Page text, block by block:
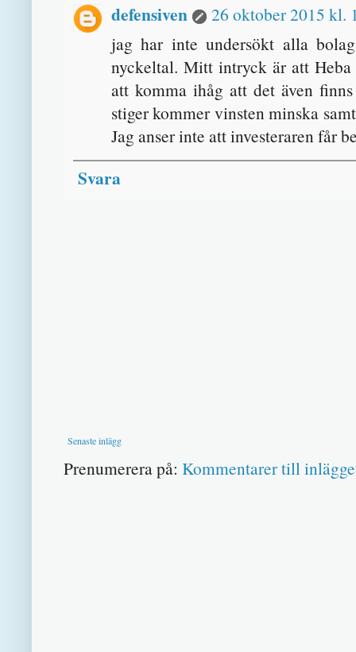
defensiven
26 oktober 2015 kl.
jag har inte undersökt alla
nyckeltal. Mitt intryck är att
att komma ihåg att det även
stiger kommer vinsten minska
Jag anser inte att investeraren får
Svara
Senaste inlägg
Prenumerera på: Kommentarer till